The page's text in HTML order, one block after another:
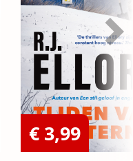
€ 3,99